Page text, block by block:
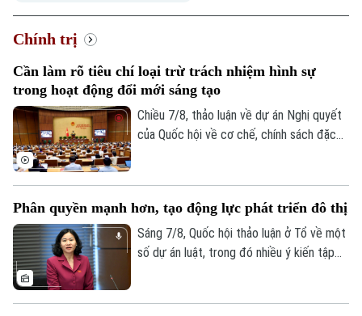
Chính trị
Cần làm rõ tiêu chí loại trừ trách nhiệm hình sự
trong hoạt động đổi mới sáng tạo
Chiều 7/8, thảo luận về dự án Nghị quyết
của Quốc hội về cơ chế, chính sách đặc
sáng tạo, chuyển đổi số, các đại biểu tập
trung làm rõ trách nhiệm của người đứng
đầu và cơ chế loại trừ trách nhiệm hình sự
Phân quyền mạnh hơn, tạo động lực phát triển đô thị
Sáng 7/8, Quốc hội thảo luận ở Tổ về một
số dự án luật, trong đó nhiều ý kiến tập